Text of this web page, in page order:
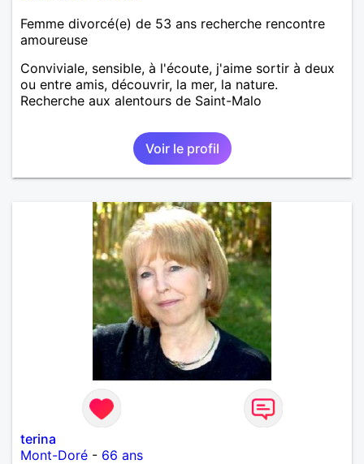
Femme divorcé(e) de 53 ans recherche rencontre
amoureuse
Conviviale, sensible, à l'écoute, j'aime sortir à deux
ou entre amis, découvrir, la mer, la nature.
Recherche aux alentours de Saint-Malo
Voir le profil
terina
Mont-Doré - 66 ans